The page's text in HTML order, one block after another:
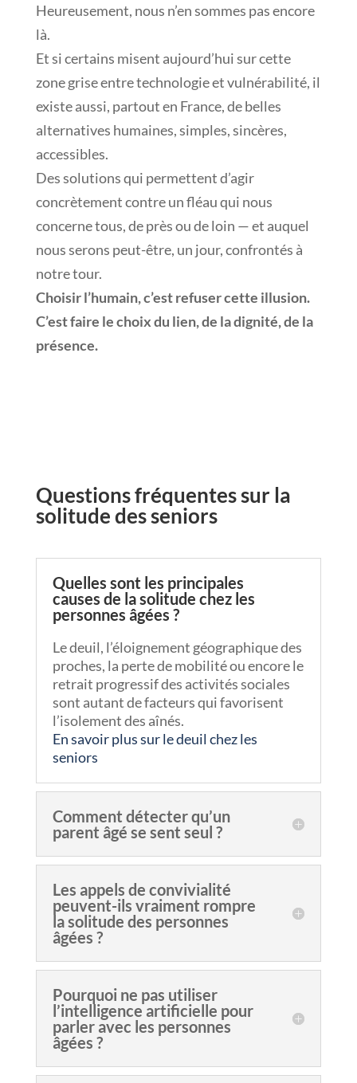
Heureusement, nous n’en sommes pas encore
là.
Et si certains misent aujourd’hui sur cette
zone grise entre technologie et vulnérabilité, il
existe aussi, partout en France, de belles
alternatives humaines, simples, sincères,
accessibles.
Des solutions qui permettent d’agir
concrètement contre un fléau qui nous
concerne tous, de près ou de loin — et auquel
nous serons peut-être, un jour, confrontés à
notre tour.
Choisir l’humain, c’est refuser cette illusion.
C’est faire le choix du lien, de la dignité, de la
présence.
Questions fréquentes sur la
solitude des seniors
Quelles sont les principales
causes de la solitude chez les
personnes âgées ?
Le deuil, l’éloignement géographique des
proches, la perte de mobilité ou encore le
retrait progressif des activités sociales
sont autant de facteurs qui favorisent
l’isolement des aînés.
En savoir plus sur le deuil chez les
seniors
Comment détecter qu’un
parent âgé se sent seul ?
Les appels de convivialité
peuvent-ils vraiment rompre
la solitude des personnes
âgées ?
Pourquoi ne pas utiliser
l’intelligence artificielle pour
parler avec les personnes
âgées ?